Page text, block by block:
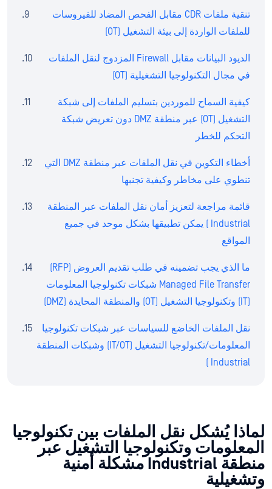
تنقية ملفات CDR مقابل الفحص المضاد للفيروسات
للملفات الواردة إلى بيئة التشغيل (OT)
الديود البيانات مقابل Firewall المزدوج لنقل الملفات
في مجال التكنولوجيا التشغيلية (OT)
كيفية السماح للموردين بتسليم الملفات إلى شبكة
التشغيل (OT) عبر منطقة DMZ دون تعريض شبكة
التحكم للخطر
أخطاء التكوين في نقل الملفات عبر منطقة DMZ التي
تنطوي على مخاطر وكيفية تجنبها
قائمة مراجعة لتعزيز أمان نقل الملفات عبر المنطقة
Industrial ) يمكن تطبيقها بشكل موحد في جميع
المواقع
ما الذي يجب تضمينه في طلب تقديم العروض (RFP)
Managed File Transfer شبكات تكنولوجيا المعلومات
(IT) وتكنولوجيا التشغيل (OT) والمنطقة المحايدة (DMZ)
نقل الملفات الخاضع للسياسات عبر شبكات تكنولوجيا
المعلومات/تكنولوجيا التشغيل (IT/OT) وشبكات المنطقة
Industrial )
لماذا يُشكل نقل الملفات بين تكنولوجيا
المعلومات وتكنولوجيا التشغيل عبر
منطقة Industrial مشكلة أمنية
وتشغيلية